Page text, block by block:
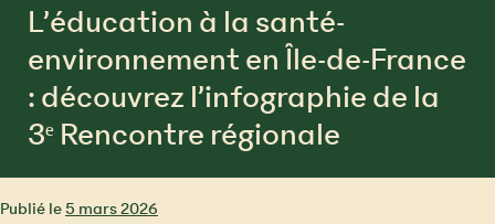
L’éducation à la santé-
environnement en Île-de-France
: découvrez l’infographie de la
3ᵉ Rencontre régionale
Publié le5 mars 2026